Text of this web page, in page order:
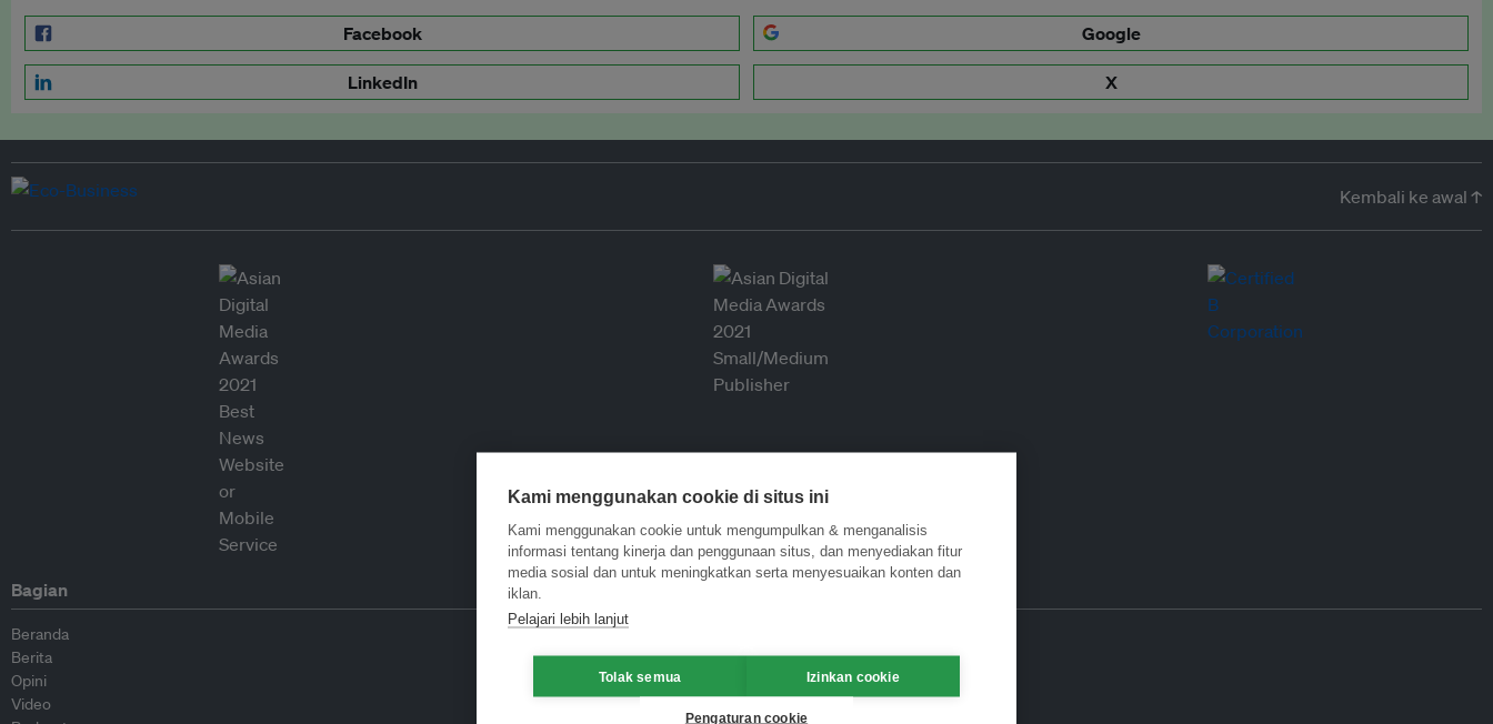
Facebook Google
LinkedIn X
Kembali ke awal ↑
Bagian
Beranda
Berita
Opini
Video
Kami menggunakan cookie di situs ini
Kami menggunakan cookie untuk mengumpulkan & menganalisis
informasi tentang kinerja dan penggunaan situs, dan menyediakan fitur
media sosial dan untuk meningkatkan serta menyesuaikan konten dan
iklan.
Pelajari lebih lanjut
Tolak semua Izinkan cookie
Pengaturan cookie